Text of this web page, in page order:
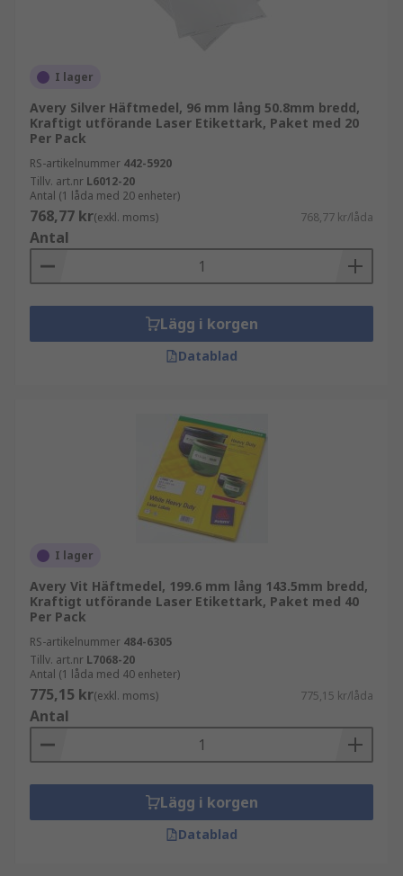
I lager
Avery Silver Häftmedel, 96 mm lång 50.8mm bredd,
Kraftigt utförande Laser Etikettark, Paket med 20
Per Pack
RS-artikelnummer 442-5920
Tillv. art.nr L6012-20
Antal (1 låda med 20 enheter)
768,77 kr(exkl. moms) 768,77 kr/låda
Antal
Lägg i korgen
Datablad
I lager
Avery Vit Häftmedel, 199.6 mm lång 143.5mm bredd,
Kraftigt utförande Laser Etikettark, Paket med 40
Per Pack
RS-artikelnummer 484-6305
Tillv. art.nr L7068-20
Antal (1 låda med 40 enheter)
775,15 kr(exkl. moms) 775,15 kr/låda
Antal
Lägg i korgen
Datablad